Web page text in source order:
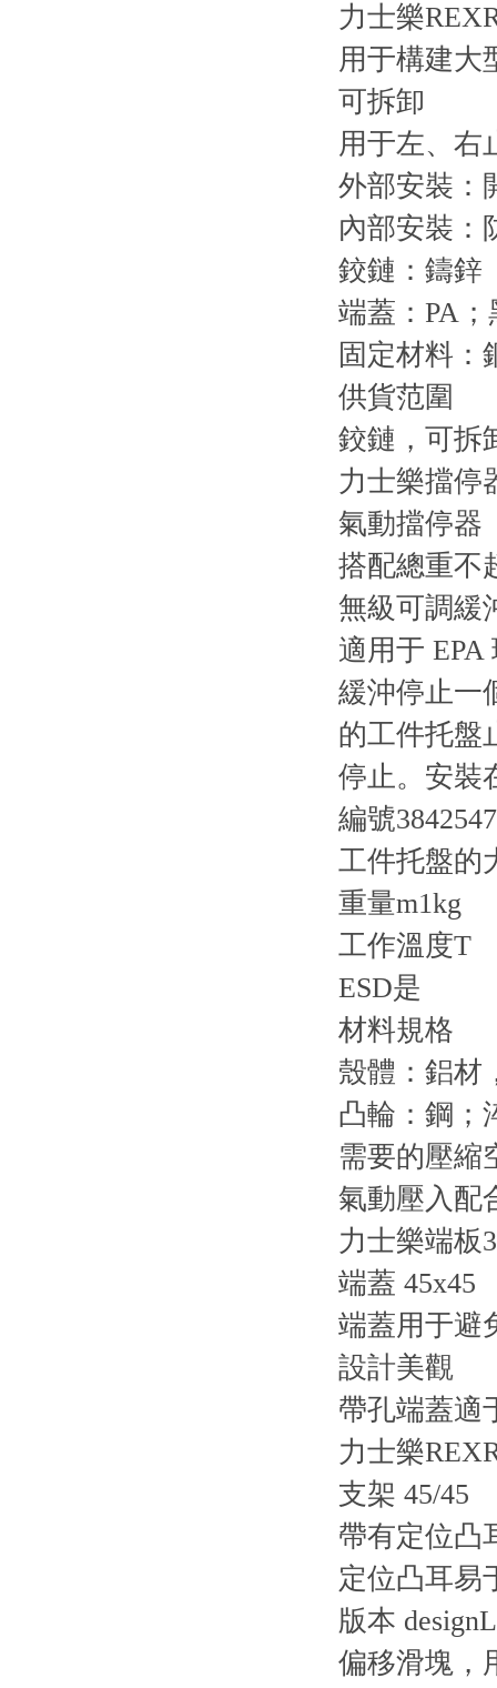
力士樂
用于構建大
可拆卸
用于左、右
外部安裝：
內部安裝：
鉸鏈：鑄鋅
端蓋：PA；
固定材料：
供貨范圍
鉸鏈，可拆
力士樂擋停
氣動擋停器
搭配總重不
無級可調緩
適用于 EPA
緩沖停止一
的工件托盤
停止。安裝
編號
工件托盤
重量m1kg
工作溫
ESD是
材料規格
殼體：鋁材
凸輪：鋼；
需要的壓縮
氣動壓入配
力士樂端板
端蓋 45x45
端蓋用于避
設計美觀
帶孔端蓋適
力士樂
支架 45/45
帶有定位凸
定位凸耳易
版本
偏移滑塊，